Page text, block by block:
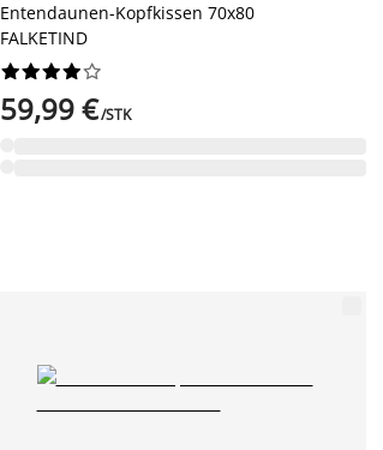
Entendaunen-Kopfkissen 70x80
FALKETIND






59,99 €/STK